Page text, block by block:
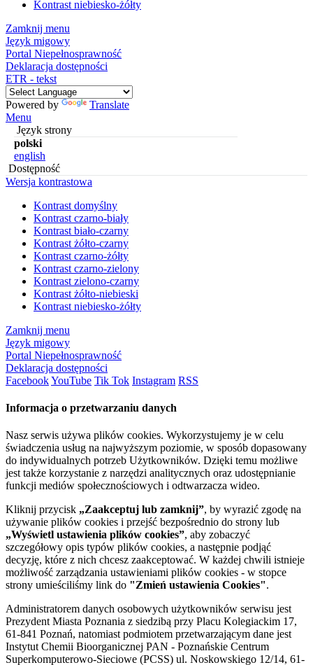
Kontrast niebiesko-żółty
Zamknij menu
Język migowy
Portal Niepełnosprawność
Deklaracja dostępności
ETR - tekst
Powered by
Translate
Menu
Język strony
polski
english
Dostępność
Wersja kontrastowa
Kontrast domyślny
Kontrast czarno-biały
Kontrast biało-czarny
Kontrast żółto-czarny
Kontrast czarno-żółty
Kontrast czarno-zielony
Kontrast zielono-czarny
Kontrast żółto-niebieski
Kontrast niebiesko-żółty
Zamknij menu
Język migowy
Portal Niepełnosprawność
Deklaracja dostępności
FacebookYouTube Tik Tok Instagram RSS
Informacja o przetwarzaniu danych
Nasz serwis używa plików cookies. Wykorzystujemy je w celu
świadczenia usług na najwyższym poziomie, w sposób dopasowany
do indywidualnych potrzeb Użytkowników. Dzięki temu możliwe
jest także korzystanie z narzędzi analitycznych oraz udostępnianie
funkcji mediów społecznościowych i odtwarzacza wideo.
Kliknij przycisk „Zaakceptuj lub zamknij”, by wyrazić zgodę na
używanie plików cookies i przejść bezpośrednio do strony lub
„Wyświetl ustawienia plików cookies”, aby zobaczyć
szczegółowy opis typów plików cookies, a następnie podjąć
decyzję, które z nich chcesz zaakceptować. W każdej chwili istnieje
możliwość zarządzania ustawieniami plików cookies - w stopce
strony umieściliśmy link do "Zmień ustawienia Cookies".
Administratorem danych osobowych użytkowników serwisu jest
Prezydent Miasta Poznania z siedzibą przy Placu Kolegiackim 17,
61-841 Poznań, natomiast podmiotem przetwarzającym dane jest
Instytut Chemii Bioorganicznej PAN - Poznańskie Centrum
Superkomputerowo-Sieciowe (PCSS) ul. Noskowskiego 12/14, 61-